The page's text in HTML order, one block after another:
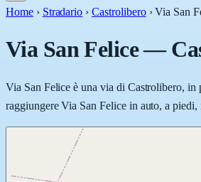
Home › Stradario › Castrolibero ›Via San
Via San Felice—
Via San Felice è una via di Castrolibero,
raggiungere Via San Felice in auto, a